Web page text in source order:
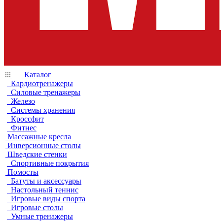
Каталог
Кардиотренажеры
Силовые тренажеры
Железо
Системы хранения
Кроссфит
Фитнес
Массажные кресла
Инверсионные столы
Шведские стенки
Спортивные покрытия
Помосты
Батуты и аксессуары
Настольный теннис
Игровые виды спорта
Игровые столы
Умные тренажеры